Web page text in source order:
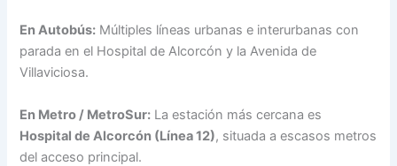
En Autobús: Múltiples líneas urbanas e interurbanas con
parada en el Hospital de Alcorcón y la Avenida de
Villaviciosa.
En Metro / MetroSur: La estación más cercana es
Hospital de Alcorcón (Línea 12), situada a escasos metros
del acceso principal.